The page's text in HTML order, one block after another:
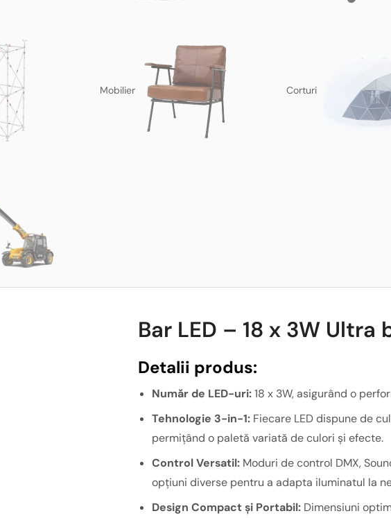
Mobilier Corturi
Bar LED – 18 x 3W
Detalii produs:
Număr de LED-uri:18 x 3W, asigurând o
Tehnologie 3-in-1: Fiecare LED dispune de
permițând o paletă variată de culori și efecte.
Control Versatil: Moduri de control DMX,
opțiuni diverse pentru a adapta iluminatul la
Design Compact și Portabil: Dimensiuni